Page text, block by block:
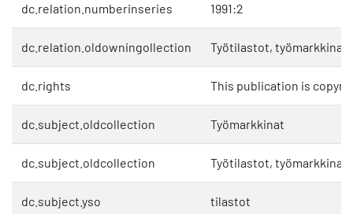
dc.relation.numberinseries 1991:2
dc.relation.oldowningollection Työtilastot, työmarkkinat
dc.rights This publication is
dc.subject.oldcollection Työmarkkinat
dc.subject.oldcollection Työtilastot, työmarkkinat
dc.subject.yso tilastot